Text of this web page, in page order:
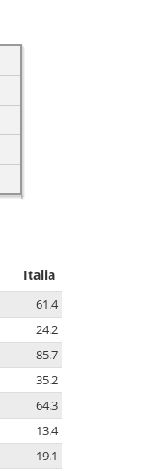
Italia
61.4
24.2
85.7
35.2
64.3
13.4
19.1